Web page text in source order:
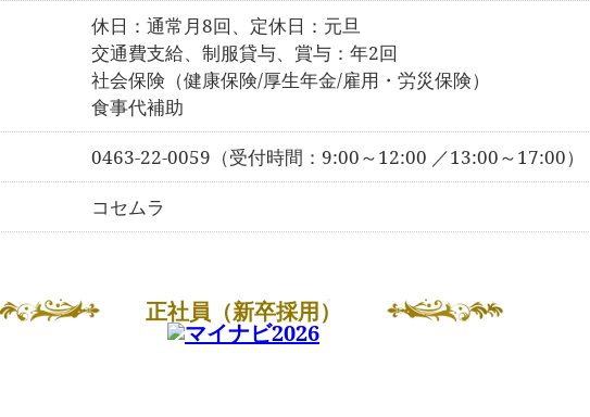
休日：通常月8回、定休日：元旦
交通費支給、制服貸与、賞与：年2回
社会保険（健康保険/厚生年金/雇用・労災保険）
食事代補助
0463-22-0059（受付時間：9:00～12:00 ／13:00～17:00）
コセムラ
正社員（新卒採用）